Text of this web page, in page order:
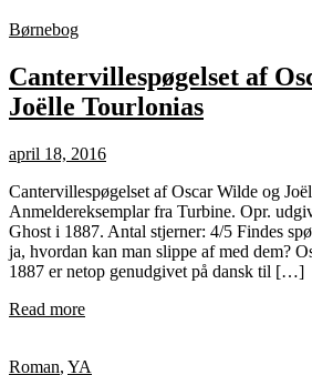
Børnebog
Cantervillespøgelset af
Joëlle Tourlonias
april 18, 2016
Cantervillespøgelset af Oscar Wilde og
Anmeldereksemplar fra Turbine. Opr.
Ghost i 1887. Antal stjerner: 4/5 Findes
ja, hvordan kan man slippe af med dem?
1887 er netop genudgivet på dansk til […]
Read more
Roman, YA